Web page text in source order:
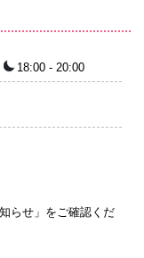
18:00 - 20:00
らせ」をご確認くだ